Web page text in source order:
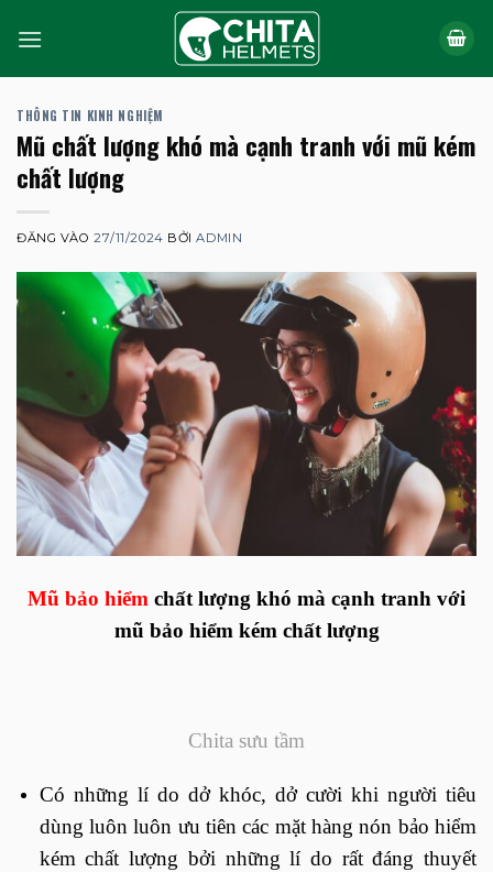
qua
THÔNG TIN KINH NGHIỆM
Mũ chất lượng khó mà cạnh tranh với mũ kém
chất lượng
ĐĂNG VÀO27/11/2024 BỞIADMIN
Mũ bảo hiểm chất lượng khó mà cạnh tranh với
mũ bảo hiểm kém chất lượng
Chita sưu tầm
Có những lí do dở khóc, dở cười khi người tiêu
dùng luôn luôn ưu tiên các mặt hàng nón bảo hiểm
kém chất lượng bởi những lí do rất đáng thuyết